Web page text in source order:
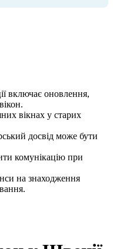
включає оновлення,
вікнах у старих
досвід може бути
комунікацію при
на знаходження